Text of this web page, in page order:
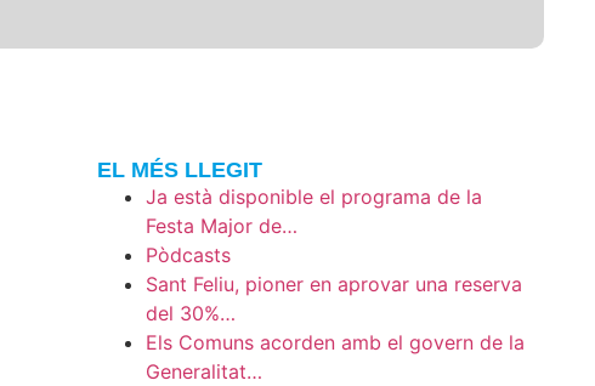
EL MÉS LLEGIT
Ja està disponible el programa de la
Festa Major de…
Pòdcasts
Sant Feliu, pioner en aprovar una reserva
del 30%…
Els Comuns acorden amb el govern de la
Generalitat…